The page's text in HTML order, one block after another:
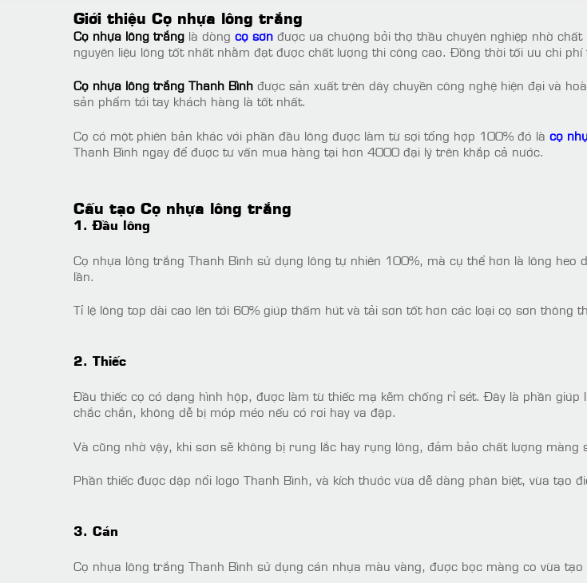
Giới thiệu Cọ nhựa lông trắng
Cọ nhựa lông trắng là dòng cọ sơn được ưa chuộng bởi thợ thầu chuyên nghiệp nhờ
nguyên liệu lông tốt nhất nhằm đạt được chất lượng thi công cao. Đồng thời tối ưu chi phí
Cọ nhựa lông trắng Thanh Bình được sản xuất trên dây chuyền công nghệ hiện đại và
sản phẩm tới tay khách hàng là tốt nhất.
Cọ có một phiên bản khác với phần đầu lông được làm từ sợi tổng hợp 100% đó là cọ
Thanh Bình ngay để được tư vấn mua hàng tại hơn 4000 đại lý trên khắp cả nước.
Cấu tạo Cọ nhựa lông trắng
1. Đầu lông
Cọ nhựa lông trắng Thanh Bình sử dụng lông tự nhiên 100%, mà cụ thể hơn là lông
lần.
Tỉ lệ lông top dài cao lên tới 60% giúp thấm hút và tải sơn tốt hơn các loại cọ sơn thông
2. Thiếc
Đầu thiếc cọ có dạng hình hộp, được làm từ thiếc mạ kẽm chống rỉ sét. Đây là phần
chắc chắn, không dễ bị móp méo nếu có rơi hay va đập.
Và cũng nhờ vậy, khi sơn sẽ không bị rung lắc hay rụng lông, đảm bảo chất lượng màng
Phần thiếc được dập nổi logo Thanh Bình, và kích thước vừa dễ dàng phân biệt, vừa tạo
3. Cán
Cọ nhựa lông trắng Thanh Bình sử dụng cán nhựa màu vàng, được bọc màng co vừa